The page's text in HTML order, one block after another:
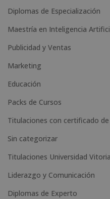
e
r
n
i
v
e
Diplomas de Especialización
Maestría en Inteligencia
Publicidad y Ventas
Marketing
Educación
Packs de Cursos
Titulaciones con certificado
Sin categorizar
Titulaciones Universidad
Liderazgo y Comunicación
Diplomas de Experto